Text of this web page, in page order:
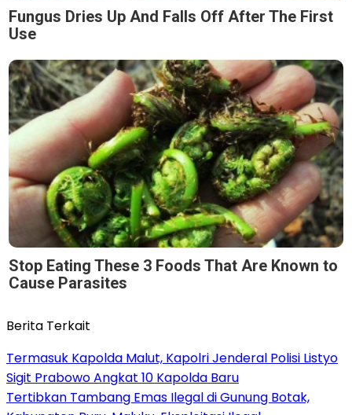
Fungus Dries Up And Falls Off After The First
Use
Stop Eating These 3 Foods That Are Known to
Cause Parasites
Berita Terkait
Termasuk Kapolda Malut, Kapolri Jenderal Polisi Listyo
Sigit Prabowo Angkat 10 Kapolda Baru
Tertibkan Tambang Emas Ilegal di Gunung Botak,